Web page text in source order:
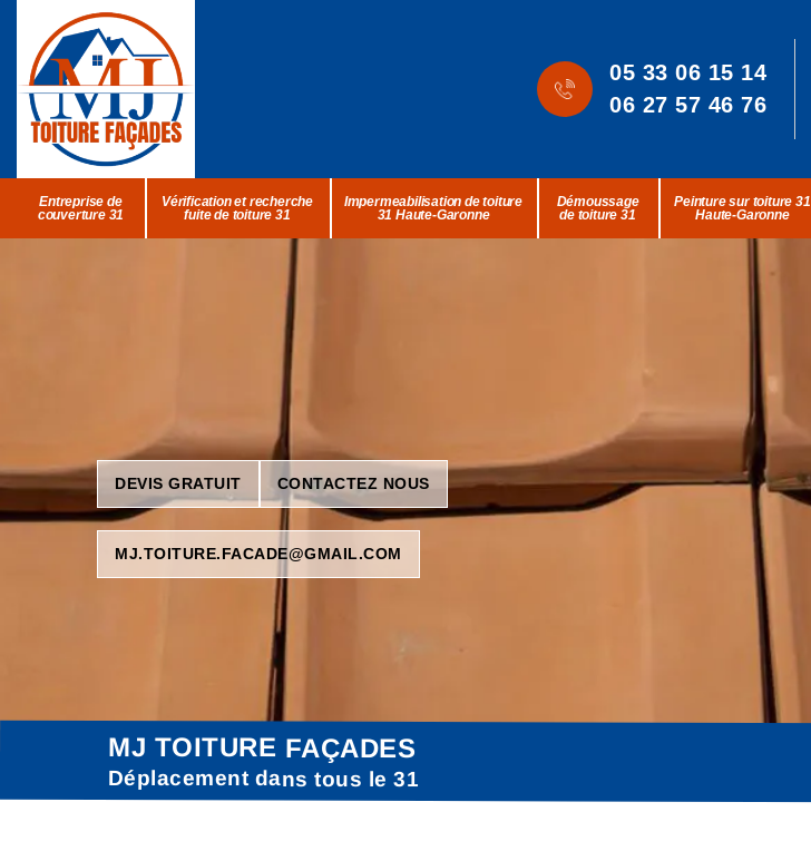
05 33 06 15 14
06 27 57 46 76
Entreprise de
couverture 31
Vérification et recherche
fuite de toiture 31
Impermeabilisation de toiture
31 Haute-Garonne
Démoussage
de toiture 31
Peinture sur toiture 31
Haute-Garonne
DEVIS GRATUIT CONTACTEZ NOUS
MJ.TOITURE.FACADE@GMAIL.COM
MJ TOITURE FAÇADES
Déplacement dans tous le 31